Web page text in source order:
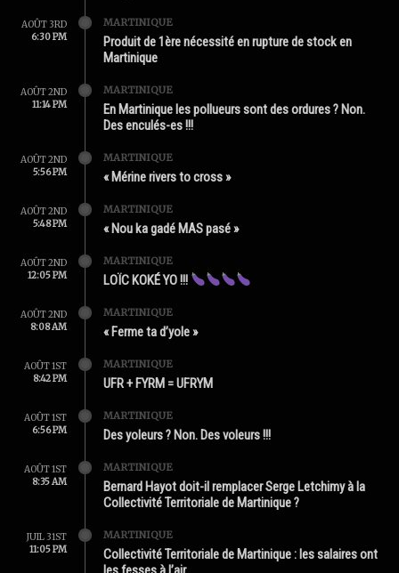
AOÛT 3RD
6:30 PM
MARTINIQUE
Produit de 1ère nécessité en rupture de stock en
Martinique
AOÛT 2ND
11:14 PM
MARTINIQUE
En Martinique les pollueurs sont des ordures ? Non.
Des enculés-es !!!
AOÛT 2ND
5:56 PM
MARTINIQUE
« Mérine rivers to cross »
AOÛT 2ND
5:48 PM
MARTINIQUE
« Nou ka gadé MAS pasé »
AOÛT 2ND
12:05 PM
MARTINIQUE
LOÏC KOKÉ YO !!!
AOÛT 2ND
8:08 AM
MARTINIQUE
« Ferme ta d’yole »
AOÛT 1ST
8:42 PM
MARTINIQUE
UFR + FYRM = UFRYM
AOÛT 1ST
6:56 PM
MARTINIQUE
Des yoleurs ? Non. Des voleurs !!!
AOÛT 1ST
8:35 AM
MARTINIQUE
Bernard Hayot doit-il remplacer Serge Letchimy à la
Collectivité Territoriale de Martinique ?
JUIL 31ST
11:05 PM
MARTINIQUE
Collectivité Territoriale de Martinique : les salaires ont